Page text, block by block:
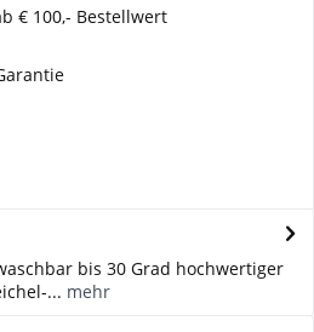
€ 100,- Bestellwert
bis 30 Grad hochwertiger
... mehr